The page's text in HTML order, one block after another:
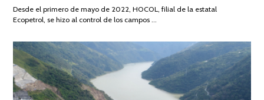
2026
Desde el primero de mayo de 2022, HOCOL, filial de la estatal
Ecopetrol, se hizo al control de los campos …